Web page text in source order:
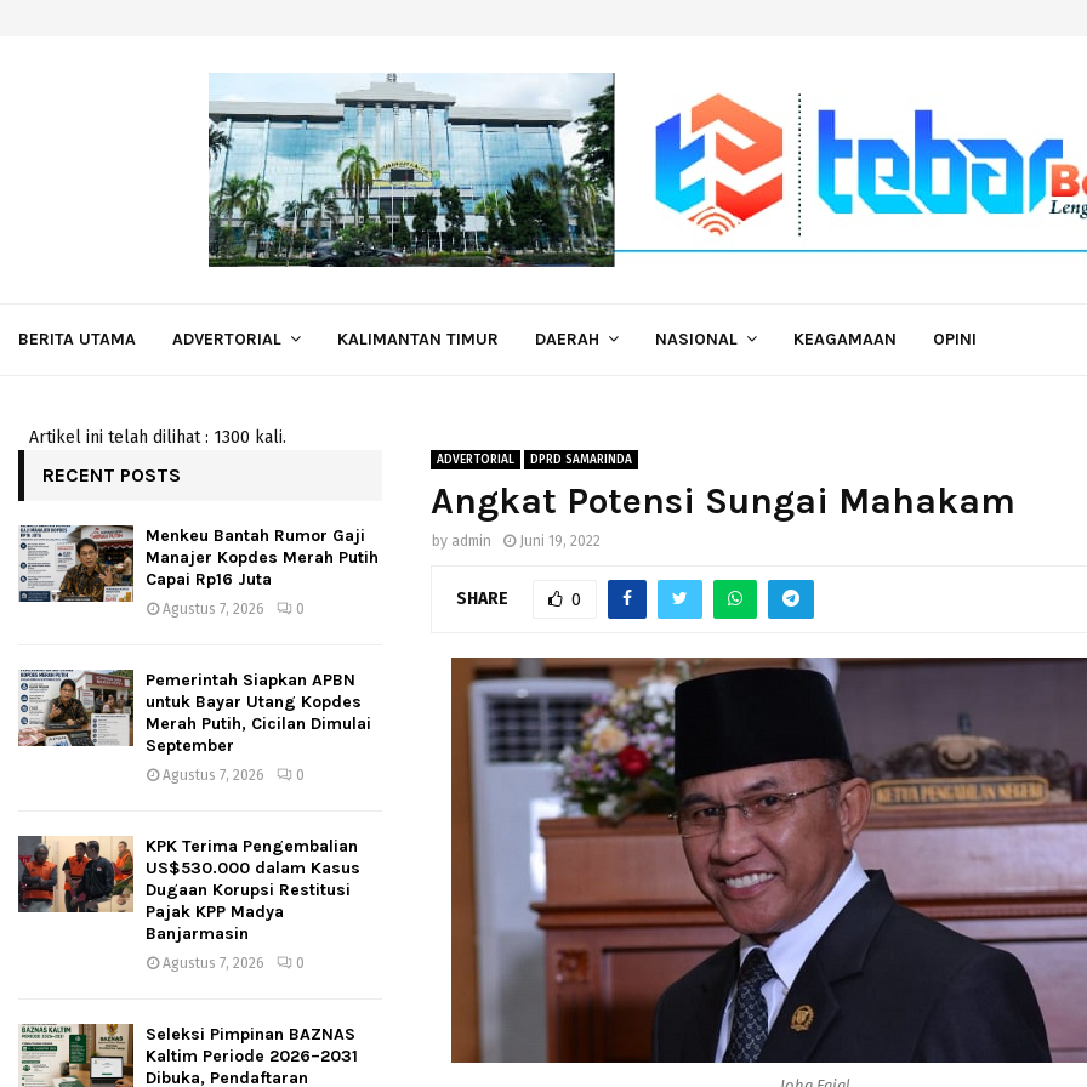
BERITA UTAMA ADVERTORIAL KALIMANTAN TIMUR DAERAH NASIONAL KEAGAMAAN OPINI
Artikel ini telah dilihat : 1300 kali.
ADVERTORIAL DPRD SAMARINDA
Angkat Potensi Sungai Mahakam
by admin Juni 19, 2022
SHARE 0
RECENT POSTS
Menkeu Bantah Rumor Gaji
Manajer Kopdes Merah Putih
Capai Rp16 Juta
Agustus 7, 2026 0
Pemerintah Siapkan APBN
untuk Bayar Utang Kopdes
Merah Putih, Cicilan Dimulai
September
Agustus 7, 2026 0
KPK Terima Pengembalian
US$530.000 dalam Kasus
Dugaan Korupsi Restitusi
Pajak KPP Madya
Banjarmasin
Agustus 7, 2026 0
Seleksi Pimpinan BAZNAS
Kaltim Periode 2026–2031
Dibuka, Pendaftaran